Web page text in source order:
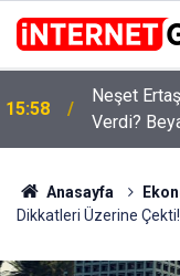
15:58
Neşet
Verdi?
Edildi
Anasayfa
Dikkatleri Üzerine Çekti!